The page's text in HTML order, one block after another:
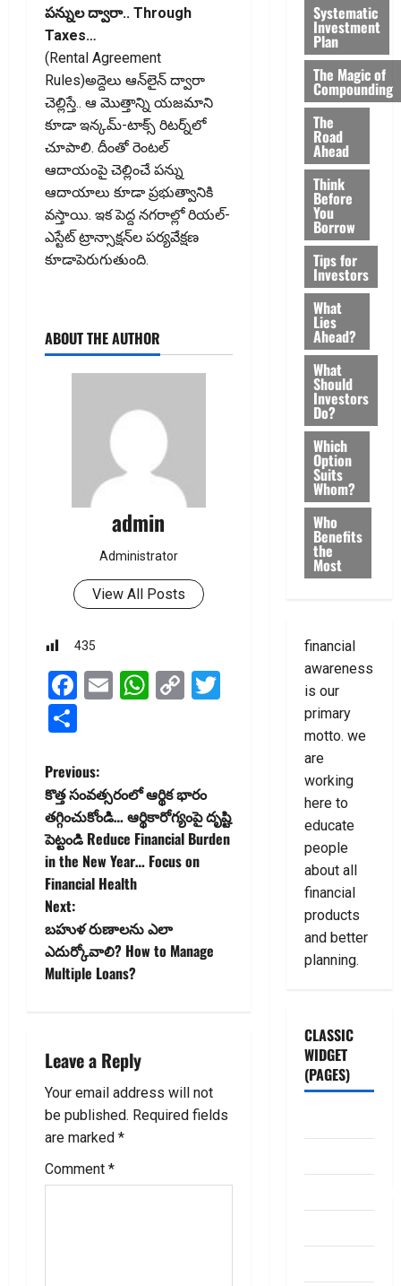
ప‌న్నుల ద్వారా.. Through
Taxes…
(Rental Agreement
Rules)అద్దెలు ఆన్‌లైన్ ద్వారా
చెల్లిస్తే.. ఆ మొత్తాన్ని యజమాని
కూడా ఇన్కమ్-టాక్స్ రిటర్న్‌లో
చూపాలి. దీంతో రెంటల్
ఆదాయంపై చెల్లించే పన్ను
ఆదాయాలు కూడా ప్రభుత్వానికి
వ‌స్తాయి. ఇక‌ పెద్ద నగరాల్లో రియల్-
ఎస్టేట్ ట్రాన్సాక్షన్‌ల పర్యవేక్షణ
కూడాపెరుగుతుంది.
ABOUT THE AUTHOR
admin
Administrator
View All Posts
435
Facebook
EmailWhatsApp
Copy Twitter
P
o
s
t
n
a
i
g
a
t
i
Previous:
కొత్త సంవ‌త్స‌రంలో ఆర్థిక భారం
తగ్గించుకోండి… ఆర్థికారోగ్యంపై దృష్టి
పెట్టండి Reduce Financial Burden
in the New Year… Focus on
Financial Health
Next:
బహుళ రుణాలను ఎలా
ఎదుర్కోవాలి? How to Manage
Multiple Loans?
Leave a Reply
Your email address will not
be published. Required fields
are marked *
Comment *
Systematic
Investment
Plan
The Magic of
Compounding
The
Road
Ahead
Think
Before
You
Borrow
Tips for
Investors
What
Lies
Ahead?
What
Should
Investors
Do?
Which
Option
Suits
Whom?
Who
Benefits
the
Most
financial
awareness
is our
primary
motto. we
are
working
here to
educate
people
about all
financial
products
and better
planning.
CLASSIC
WIDGET
(PAGES)